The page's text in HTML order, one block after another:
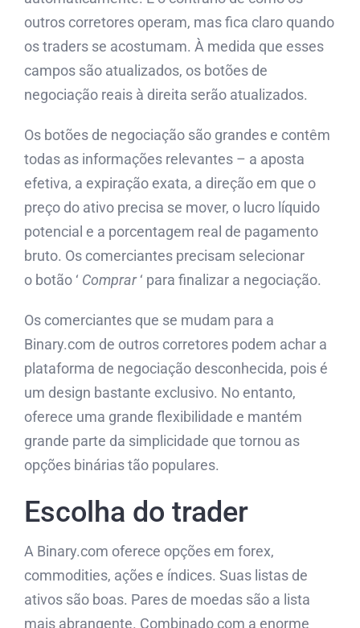
outros corretores operam, mas fica claro quando
os traders se acostumam. À medida que esses
campos são atualizados, os botões de
negociação reais à direita serão atualizados.
Os botões de negociação são grandes e contêm
todas as informações relevantes – a aposta
efetiva, a expiração exata, a direção em que o
preço do ativo precisa se mover, o lucro líquido
potencial e a porcentagem real de pagamento
bruto. Os comerciantes precisam selecionar
o botão ‘ Comprar‘ para finalizar a negociação.
Os comerciantes que se mudam para a
Binary.com de outros corretores podem achar a
plataforma de negociação desconhecida, pois é
um design bastante exclusivo. No entanto,
oferece uma grande flexibilidade e mantém
grande parte da simplicidade que tornou as
opções binárias tão populares.
Escolha do trader
A Binary.com oferece opções em forex,
commodities, ações e índices. Suas listas de
ativos são boas. Pares de moedas são a lista
mais abrangente. Combinado com a enorme